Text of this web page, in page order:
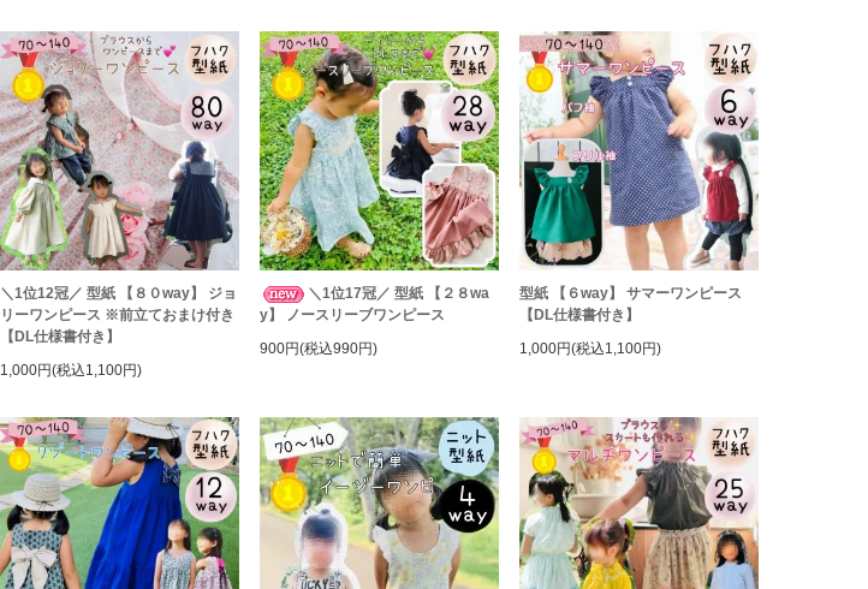
＼1位12冠／ 型紙 【８０way】 ジョ
リーワンピース ※前立ておまけ付き
【DL仕様書付き】
1,000円(税込1,100円)
＼1位17冠／ 型紙 【２８wa
y】 ノースリーブワンピース
900円(税込990円)
型紙 【６way】 サマーワンピース
【DL仕様書付き】
1,000円(税込1,100円)